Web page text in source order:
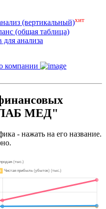
(вертикальный)хит
(общая таблица)
анализа
компании
МЕД"
- нажать на его название.